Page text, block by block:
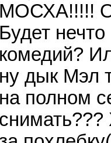
МОСХА!!!!!
Будет
комедий?
ну дык Мэл
на полном
снимать???